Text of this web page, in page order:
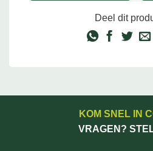
Deel dit
KOM SNEL IN
VRAGEN?